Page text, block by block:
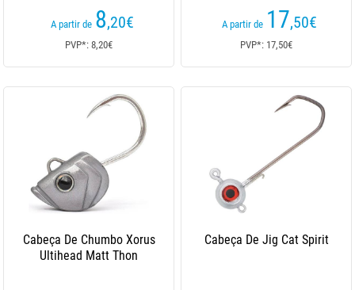
A partir de 8,20€
PVP*: 8,20€
A partir de 17,50€
PVP*: 17,50€
Cabeça De Chumbo Xorus
Ultihead Matt Thon
Cabeça De Jig Cat Spirit